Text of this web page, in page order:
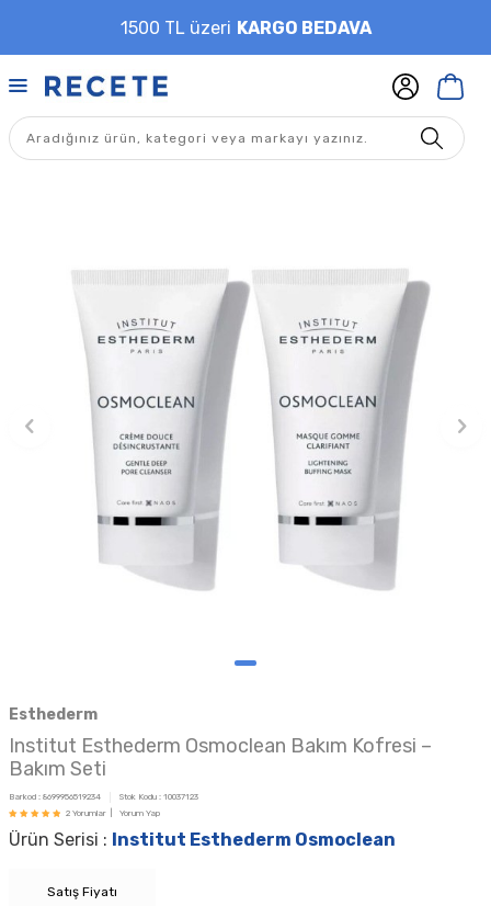
1500 TL üzeri KARGO BEDAVA
Esthederm
Institut Esthederm Osmoclean Bakım Kofresi –
Bakım Seti
Barkod : 8699956519234 Stok Kodu : 10037123
2 Yorumlar |
Yorum Yap
Ürün Serisi : Institut Esthederm Osmoclean
Satış Fiyatı